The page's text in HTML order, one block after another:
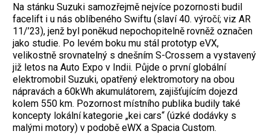
Na stánku Suzuki samozřejmě nejvíce pozornosti budil
facelift i u nás oblíbeného Swiftu (slaví 40. výročí; viz AR
11/’23), jenž byl poněkud nepochopitelně rovněž označen
jako studie. Po levém boku mu stál prototyp eVX,
velikostně srovnatelný s dnešním S-Crossem a vystavený
již letos na Auto Expo v Indii. Půjde o první globální
elektromobil Suzuki, opatřený elektromotory na obou
nápravách a 60kWh akumulátorem, zajišťujícím dojezd
kolem 550 km. Pozornost místního publika budily také
koncepty lokální kategorie „kei cars“ (úzké dodávky s
malými motory) v podobě eWX a Spacia Custom.